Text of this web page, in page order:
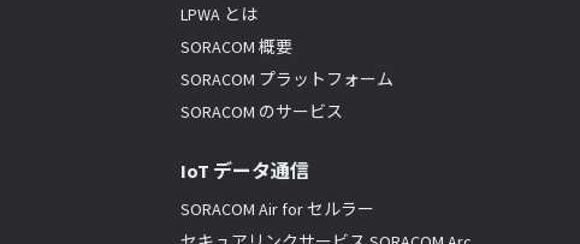
LPWA とは
SORACOM 概要
SORACOM プラットフォーム
SORACOM のサービス
IoT データ通信
SORACOM Air for セルラー